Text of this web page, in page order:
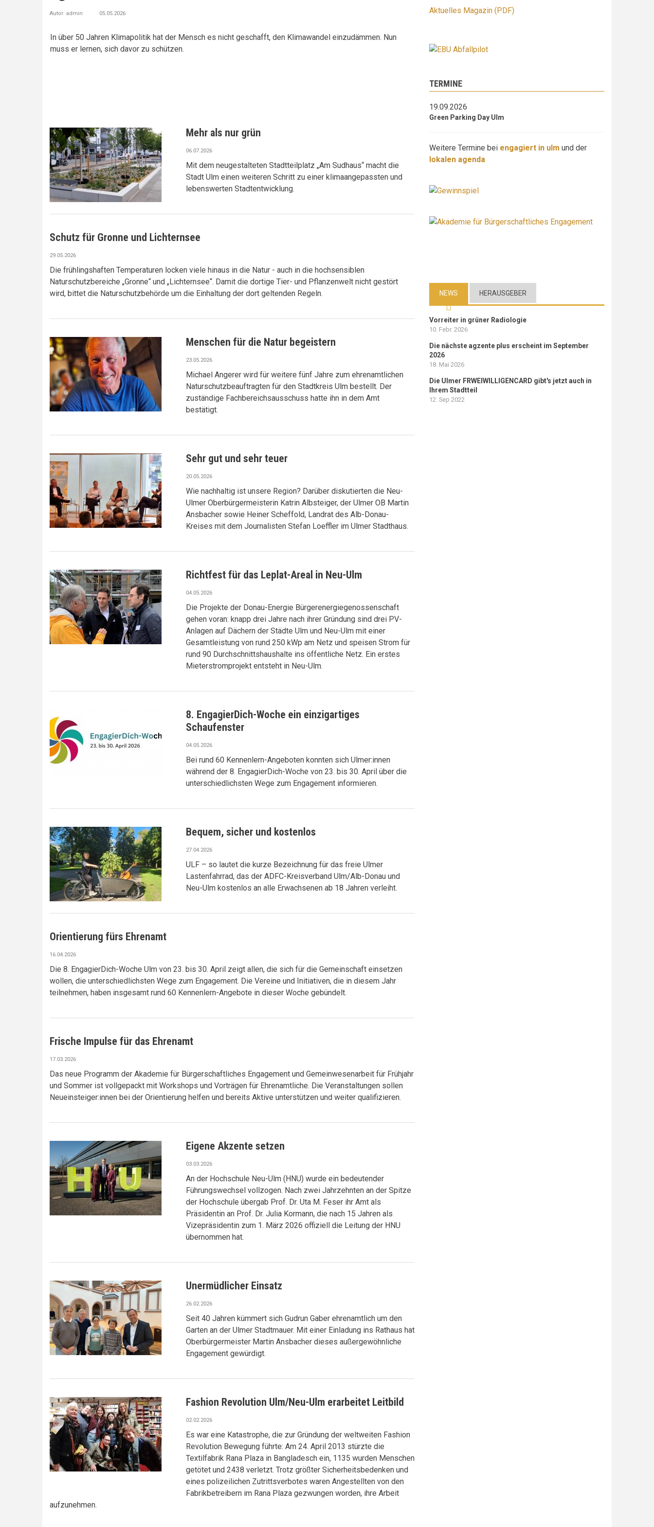
Autor: admin 05.05.2026
In über 50 Jahren Klimapolitik hat der Mensch es nicht geschafft, den Klimawandel einzudämmen. Nun
muss er lernen, sich davor zu schützen.
Autor: L. Heusohn 04.05.2026
wird.
Wirinformieren, beraten und vermitteln Privatpersonen, Unternehmen oder Gruppen bei der Suche nach
Mehr als nur grün
06.07.2026
Mit dem neugestalteten Stadtteilplatz „Am Sudhaus“ macht die
Stadt Ulm einen weiteren Schritt zu einer klimaangepassten und
lebenswerten Stadtentwicklung.
Schutz für Gronne und Lichternsee
29.05.2026
Die frühlingshaften Temperaturen locken viele hinaus in die Natur - auch in die hochsensiblen
Naturschutzbereiche „Gronne“ und „Lichternsee“. Damit die dortige Tier- und Pflanzenwelt nicht gestört
wird, bittet die Naturschutzbehörde um die Einhaltung der dort geltenden Regeln.
Menschen für die Natur begeistern
23.05.2026
Michael Angerer wird für weitere fünf Jahre zum ehrenamtlichen
Naturschutzbeauftragten für den Stadtkreis Ulm bestellt. Der
zuständige Fachbereichsausschuss hatte ihn in dem Amt
bestätigt.
Sehr gut und sehr teuer
20.05.2026
Wie nachhaltig ist unsere Region? Darüber diskutierten die Neu-
Ulmer Oberbürgermeisterin Katrin Albsteiger, der Ulmer OB Martin
Ansbacher sowie Heiner Scheffold, Landrat des Alb-Donau-
Kreises mit dem Journalisten Stefan Loeffler im Ulmer Stadthaus.
Richtfest für das Leplat-Areal in Neu-Ulm
04.05.2026
Die Projekte der Donau-Energie Bürgerenergiegenossenschaft
gehen voran: knapp drei Jahre nach ihrer Gründung sind drei PV-
Anlagen auf Dächern der Städte Ulm und Neu-Ulm mit einer
Gesamtleistung von rund 250 kWp am Netz und speisen Strom für
rund 90 Durchschnittshaushalte ins öffentliche Netz. Ein erstes
Mieterstromprojekt entsteht in Neu-Ulm.
8. EngagierDich-Woche ein einzigartiges
Schaufenster
04.05.2026
Bei rund 60 Kennenlern-Angeboten konnten sich Ulmer:innen
während der 8. EngagierDich-Woche von 23. bis 30. April über die
unterschiedlichsten Wege zum Engagement informieren.
Bequem, sicher und kostenlos
27.04.2026
ULF – so lautet die kurze Bezeichnung für das freie Ulmer
Lastenfahrrad, das der ADFC-Kreisverband Ulm/Alb-Donau und
Neu-Ulm kostenlos an alle Erwachsenen ab 18 Jahren verleiht.
Orientierung fürs Ehrenamt
16.04.2026
Die 8. EngagierDich-Woche Ulm von 23. bis 30. April zeigt allen, die sich für die Gemeinschaft einsetzen
wollen, die unterschiedlichsten Wege zum Engagement. Die Vereine und Initiativen, die in diesem Jahr
teilnehmen, haben insgesamt rund 60 Kennenlern-Angebote in dieser Woche gebündelt.
Frische Impulse für das Ehrenamt
17.03.2026
Das neue Programm der Akademie für Bürgerschaftliches Engagement und Gemeinwesenarbeit für Frühjahr
und Sommer ist vollgepackt mit Workshops und Vorträgen für Ehrenamtliche. Die Veranstaltungen sollen
Neueinsteiger:innen bei der Orientierung helfen und bereits Aktive unterstützen und weiter qualifizieren.
Eigene Akzente setzen
03.03.2026
An der Hochschule Neu-Ulm (HNU) wurde ein bedeutender
Führungswechsel vollzogen. Nach zwei Jahrzehnten an der Spitze
der Hochschule übergab Prof. Dr. Uta M. Feser ihr Amt als
Präsidentin an Prof. Dr. Julia Kormann, die nach 15 Jahren als
Vizepräsidentin zum 1. März 2026 offiziell die Leitung der HNU
übernommen hat.
Unermüdlicher Einsatz
26.02.2026
Seit 40 Jahren kümmert sich Gudrun Gaber ehrenamtlich um den
Garten an der Ulmer Stadtmauer. Mit einer Einladung ins Rathaus hat
Oberbürgermeister Martin Ansbacher dieses außergewöhnliche
Engagement gewürdigt.
Fashion Revolution Ulm/Neu-Ulm erarbeitet Leitbild
02.02.2026
Es war eine Katastrophe, die zur Gründung der weltweiten Fashion
Revolution Bewegung führte: Am 24. April 2013 stürzte die
Textilfabrik Rana Plaza in Bangladesch ein, 1135 wurden Menschen
getötet und 2438 verletzt. Trotz größter Sicherheitsbedenken und
eines polizeilichen Zutrittsverbotes waren Angestellten von den
Fabrikbetreibern im Rana Plaza gezwungen worden, ihre Arbeit
aufzunehmen.
Aktuelles Magazin (PDF)
TERMINE
19.09.2026
Green Parking Day Ulm
Weitere Termine bei engagiert in ulm und der
lokalen agenda
NEWS HERAUSGEBER
Vorreiter in grüner Radiologie
10. Febr. 2026
Die nächste agzente plus erscheint im September
2026
18. Mai 2026
Die Ulmer FRWEIWILLIGENCARD gibt's jetzt auch in
Ihrem Stadtteil
12. Sep 2022